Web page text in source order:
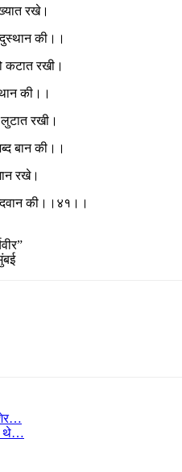
रखे।
की।।
कटात रखी।
की।।
लुटात रखी।
बान की।।
रखे।
की।।४१।।
थे…